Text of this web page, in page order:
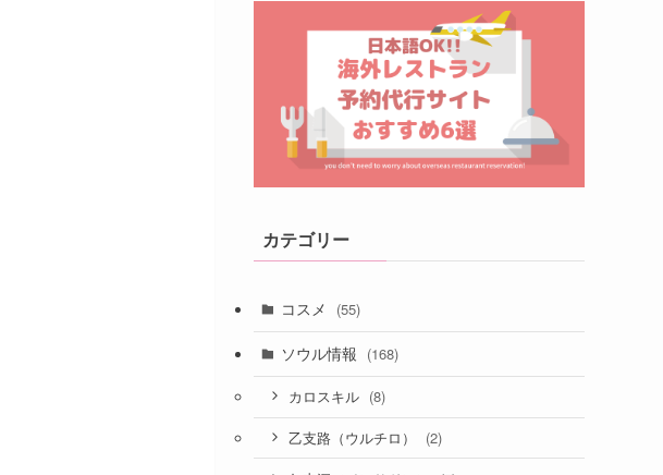
カテゴリー
コスメ (55)
ソウル情報 (168)
カロスキル (8)
乙支路（ウルチロ） (2)